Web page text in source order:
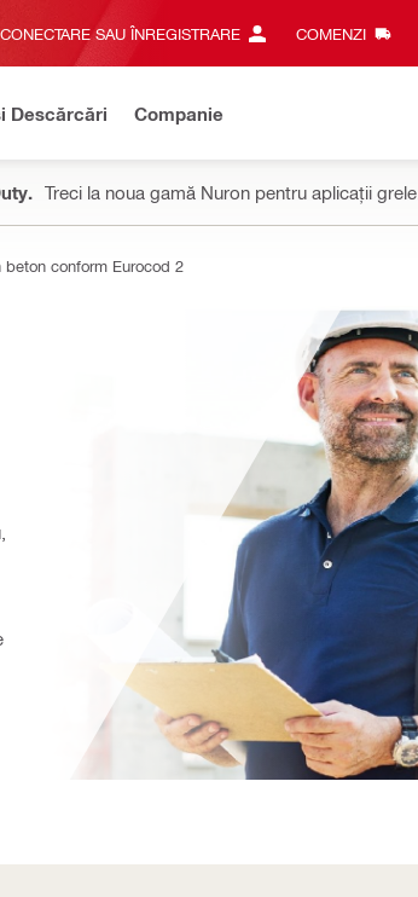
CONECTARE SAU ÎNREGISTRARE COMENZI
Descărcări Companie
Treci la noua gamă Nuron pentru aplicații grele.
beton conform Eurocod 2